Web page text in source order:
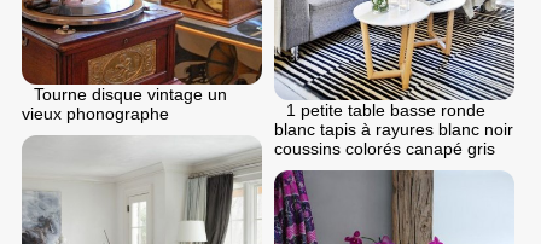
Tourne disque vintage un
vieux phonographe
1 petite table basse ronde
blanc tapis à rayures blanc noir
coussins colorés canapé gris